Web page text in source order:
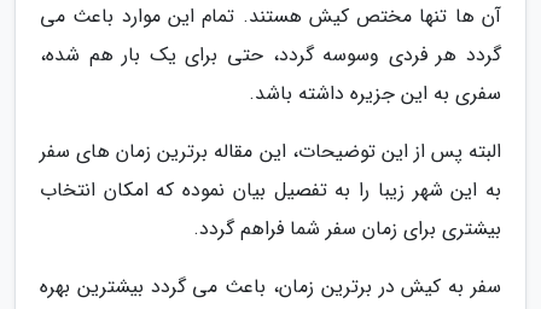
آن ها تنها مختص کیش هستند. تمام این موارد باعث می
گردد هر فردی وسوسه گردد، حتی برای یک بار هم شده،
سفری به این جزیره داشته باشد.
البته پس از این توضیحات، این مقاله برترین زمان های سفر
به این شهر زیبا را به تفصیل بیان نموده که امکان انتخاب
بیشتری برای زمان سفر شما فراهم گردد.
سفر به کیش در برترین زمان، باعث می گردد بیشترین بهره